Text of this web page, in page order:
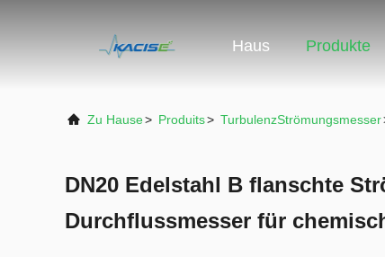
Haus Produkte
Zu Hause> Produits> TurbulenzStrömungsmesser
DN20 Edelstahl B flanschte
Durchflussmesser für